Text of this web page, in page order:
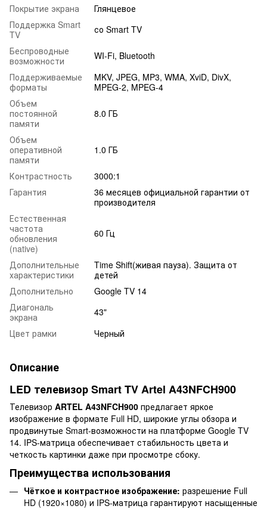
Покрытие экрана
Глянцевое
Поддержка Smart
TV
со Smart TV
Беспроводные
возможности
WI-Fi, Bluetooth
Поддерживаемые
форматы
MKV, JPEG, MP3, WMA, XviD, DivX,
MPEG-2, MPEG-4
Объем
постоянной
памяти
8.0 ГБ
Объем
оперативной
памяти
1.0 ГБ
Контрастность
3000:1
Гарантия
36 месяцев официальной гарантии от
производителя
Естественная
частота
обновления
(native)
60 Гц
Дополнительные
характеристики
Time Shift(живая пауза). Защита от
детей
Дополнительно
Google TV 14
Диагональ
экрана
43"
Цвет рамки
Черный
Описание
LED телевизор Smart TV Artel A43NFCH900
Телевизор ARTEL A43NFCH900 предлагает яркое
изображение в формате Full HD, широкие углы обзора и
продвинутые Smart-возможности на платформе Google TV
14. IPS-матрица обеспечивает стабильность цвета и
четкость картинки даже при просмотре сбоку.
Преимущества использования
Чёткое и контрастное изображение: разрешение Full
HD (1920×1080) и IPS-матрица гарантируют насыщенные